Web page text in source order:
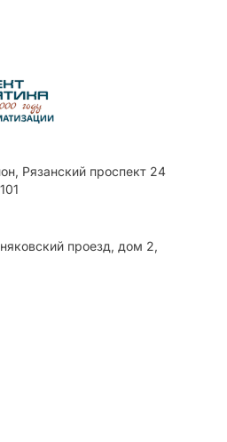
Рязанский проспект 24
проезд, дом 2,